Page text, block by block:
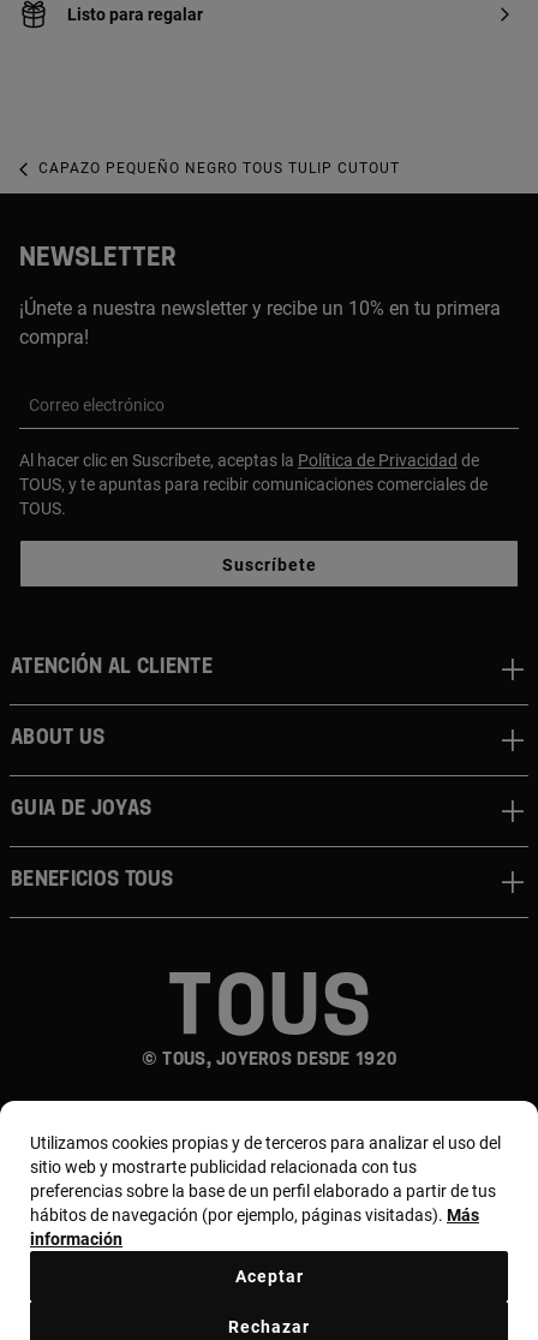
Listo para regalar
CAPAZO PEQUEÑO NEGRO TOUS TULIP CUTOUT
NEWSLETTER
¡Únete a nuestra newsletter y recibe un 10% en tu primera
compra!
Correo electrónico
Al hacer clic en Suscríbete, aceptas la Política de Privacidad de
TOUS, y te apuntas para recibir comunicaciones comerciales de
TOUS.
Suscríbete
© TOUS, JOYEROS DESDE 1920
Atención al cliente
About us
Guia de joyas
Beneficios TOUS
País y moneda:
Euro
Utilizamos cookies propias y de terceros para analizar el uso del
sitio web y mostrarte publicidad relacionada con tus
preferencias sobre la base de un perfil elaborado a partir de tus
hábitos de navegación (por ejemplo, páginas visitadas). Más
información
Rechazar
Aceptar